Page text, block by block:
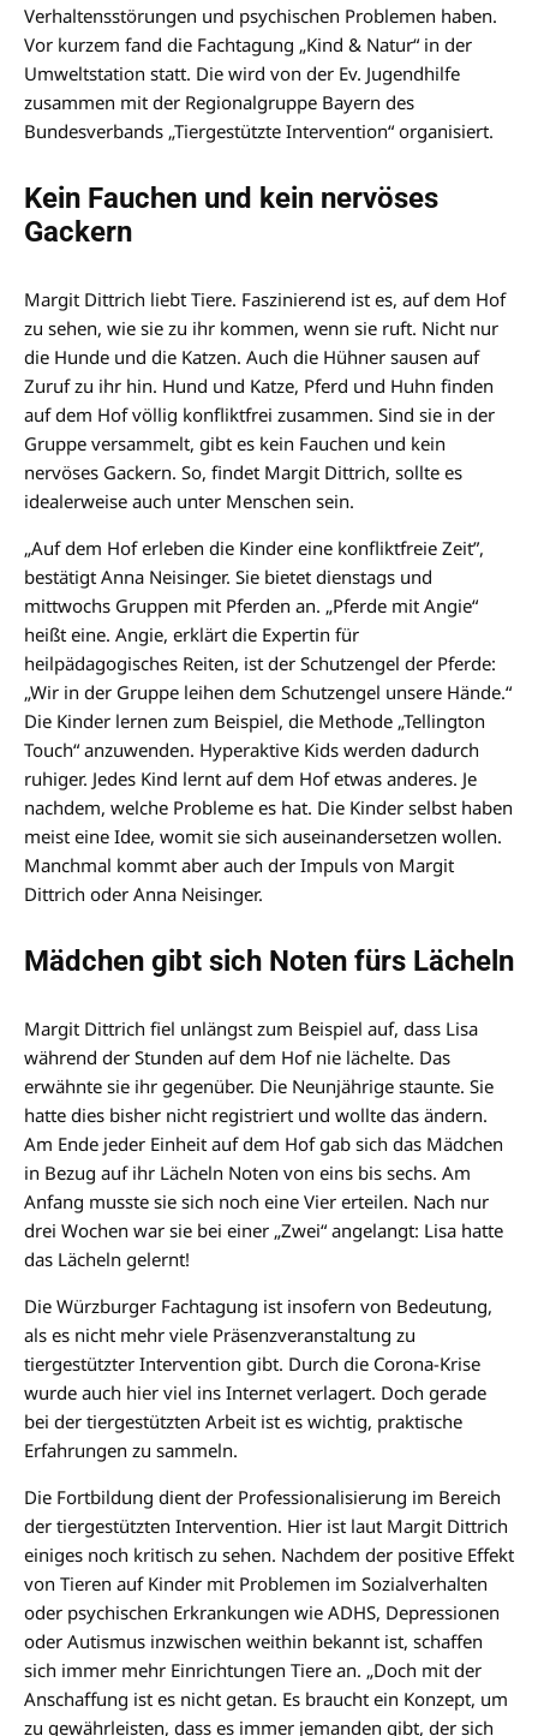
Verhaltensstörungen und psychischen Problemen haben.
Vor kurzem fand die Fachtagung „Kind & Natur“ in der
Umweltstation statt. Die wird von der Ev. Jugendhilfe
zusammen mit der Regionalgruppe Bayern des
Bundesverbands „Tiergestützte Intervention“ organisiert.
Kein Fauchen und kein nervöses
Gackern
Margit Dittrich liebt Tiere. Faszinierend ist es, auf dem Hof
zu sehen, wie sie zu ihr kommen, wenn sie ruft. Nicht nur
die Hunde und die Katzen. Auch die Hühner sausen auf
Zuruf zu ihr hin. Hund und Katze, Pferd und Huhn finden
auf dem Hof völlig konfliktfrei zusammen. Sind sie in der
Gruppe versammelt, gibt es kein Fauchen und kein
nervöses Gackern. So, findet Margit Dittrich, sollte es
idealerweise auch unter Menschen sein.
„Auf dem Hof erleben die Kinder eine konfliktfreie Zeit”,
bestätigt Anna Neisinger. Sie bietet dienstags und
mittwochs Gruppen mit Pferden an. „Pferde mit Angie“
heißt eine. Angie, erklärt die Expertin für
heilpädagogisches Reiten, ist der Schutzengel der Pferde:
„Wir in der Gruppe leihen dem Schutzengel unsere Hände.“
Die Kinder lernen zum Beispiel, die Methode „Tellington
Touch“ anzuwenden. Hyperaktive Kids werden dadurch
ruhiger. Jedes Kind lernt auf dem Hof etwas anderes. Je
nachdem, welche Probleme es hat. Die Kinder selbst haben
meist eine Idee, womit sie sich auseinandersetzen wollen.
Manchmal kommt aber auch der Impuls von Margit
Dittrich oder Anna Neisinger.
Mädchen gibt sich Noten fürs Lächeln
Margit Dittrich fiel unlängst zum Beispiel auf, dass Lisa
während der Stunden auf dem Hof nie lächelte. Das
erwähnte sie ihr gegenüber. Die Neunjährige staunte. Sie
hatte dies bisher nicht registriert und wollte das ändern.
Am Ende jeder Einheit auf dem Hof gab sich das Mädchen
in Bezug auf ihr Lächeln Noten von eins bis sechs. Am
Anfang musste sie sich noch eine Vier erteilen. Nach nur
drei Wochen war sie bei einer „Zwei“ angelangt: Lisa hatte
das Lächeln gelernt!
Die Würzburger Fachtagung ist insofern von Bedeutung,
als es nicht mehr viele Präsenzveranstaltung zu
tiergestützter Intervention gibt. Durch die Corona-Krise
wurde auch hier viel ins Internet verlagert. Doch gerade
bei der tiergestützten Arbeit ist es wichtig, praktische
Erfahrungen zu sammeln.
Die Fortbildung dient der Professionalisierung im Bereich
der tiergestützten Intervention. Hier ist laut Margit Dittrich
einiges noch kritisch zu sehen. Nachdem der positive Effekt
von Tieren auf Kinder mit Problemen im Sozialverhalten
oder psychischen Erkrankungen wie ADHS, Depressionen
oder Autismus inzwischen weithin bekannt ist, schaffen
sich immer mehr Einrichtungen Tiere an. „Doch mit der
Anschaffung ist es nicht getan. Es braucht ein Konzept, um
zu gewährleisten, dass es immer jemanden gibt, der sich